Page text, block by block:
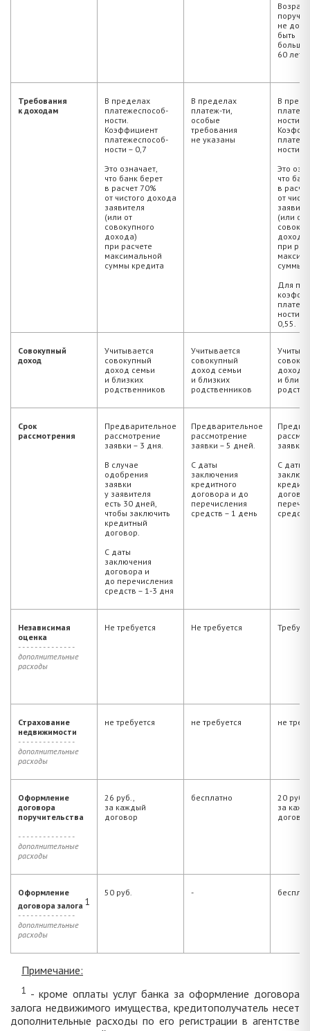
Возраст
не
быть
больше
60 лет.
Требования
к доходам
В пределах
платежеспособ-
ности.
Коэффициент
платежеспособ-
ности – 0,7
Это означает,
что банк берет
в расчет 70%
от чистого дохода
заявителя
(или от
совокупного
дохода)
при расчете
максимальной
суммы кредита
В пределах
платеж-ти,
особые
требования
не указаны
В
ности.
ности –
Это
что
в
от
(или от
дохода)
при
суммы
Для
ности –
0,55.
Совокупный
доход
Учитывается
совокупный
доход семьи
и близких
родственников
Учитывается
совокупный
доход семьи
и близких
родственников
доход
и
Срок
рассмотрения
Предварительное
рассмотрение
заявки – 3 дня.
В случае
одобрения
заявки
у заявителя
есть 30 дней,
чтобы заключить
кредитный
договор.
С даты
заключения
договора и
до перечисления
средств – 1-3 дня
Предварительное
рассмотрение
заявки – 5 дней.
С даты
заключения
кредитного
договора и до
перечисления
средств – 1 день
заявки
С даты
Независимая
оценка
- - - - - - - - - - - - - -
дополнительные
расходы
Не требуется Не требуется
Страхование
недвижимости
- - - - - - - - - - - - - -
дополнительные
расходы
не требуется не требуется не
Оформление
договора
поручительства
- - - - - - - - - - - - - -
дополнительные
расходы
26 руб.,
за каждый
договор
бесплатно
20 руб.,
за
договор
Оформление
договора залога 1
- - - - - - - - - - - - - -
дополнительные
расходы
50 руб. -
Примечание:
1 - кроме оплаты услуг банка за оформление договора
залога недвижимого имущества, кредитополучатель несет
дополнительные расходы по его регистрации в агентстве